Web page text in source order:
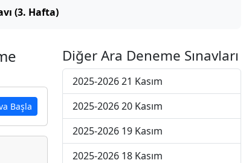
(3. Hafta)
Başla
Diğer Ara Deneme Sınavları
2025-2026 21 Kasım
2025-2026 20 Kasım
2025-2026 19 Kasım
2025-2026 18 Kasım